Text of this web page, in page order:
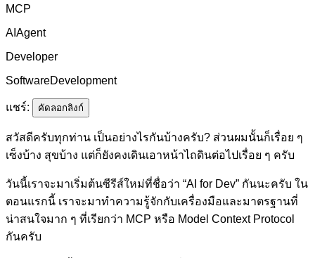
MCP
AIAgent
Developer
SoftwareDevelopment
แชร์: คัดลอกลิงก์
สวัสดีครับทุกท่าน เป็นอย่างไรกันบ้างครับ? ส่วนผมนั้นก็เรื่อย ๆ
เซ็งบ้าง สุขบ้าง แต่ก็ยังคงเดินเอาหน้าไถดินต่อไปเรื่อย ๆ ครับ
วันนี้เราจะมาเริ่มต้นซีรีส์ใหม่ที่ชื่อว่า “AI for Dev” กันนะครับ ใน
ตอนแรกนี้ เราจะมาทำความรู้จักกับเครื่องมือและมาตรฐานที่
น่าสนใจมาก ๆ ที่เรียกว่า MCP หรือ Model Context Protocol
กันครับ